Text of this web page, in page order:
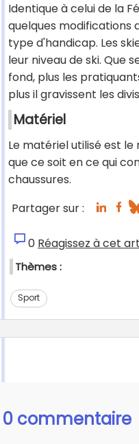
Identique à celui de la
quelques
type d'handicap. Les
leur niveau de ski. Que
fond, plus les
plus il gravissent les
Matériel
Le matériel utilisé est le
que ce soit en ce qui
chaussures.
Partager sur :
0 Réagissez à cet
Thèmes :
Sport
0 commentaire